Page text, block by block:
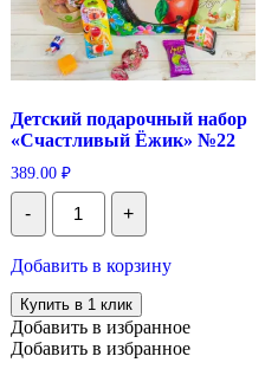
Детский подарочный набор
«Счастливый Ёжик» №22
389.00 ₽
-
Количество
Детский
подарочный
"Счастливый
Ёжик"
№22
+
Добавить в корзину
Купить в 1 клик
Добавить в избранное
Добавить в избранное